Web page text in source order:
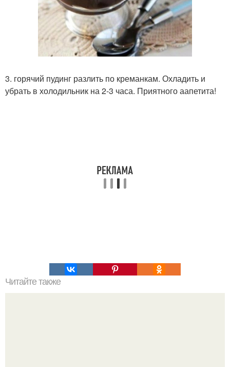
3. горячий пудинг разлить по креманкам. Охладить и
убрать в холодильник на 2-3 часа. Приятного аапетита!
Читайте также